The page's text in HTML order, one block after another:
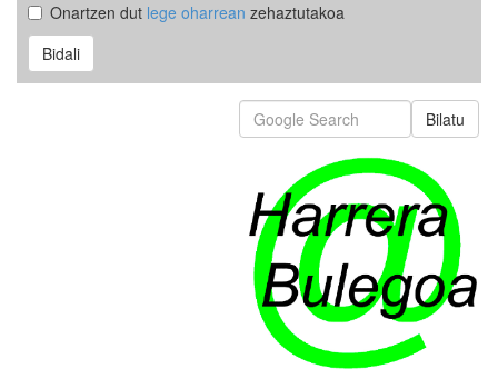
Onartzen dut lege oharrean zehaztutakoa
Bidali
Bilatu